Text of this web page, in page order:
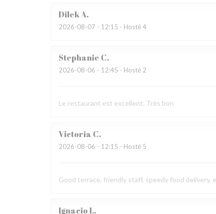
DilekA
2026-08-07 - 12:15 - Hosté 4
Stephanie C
2026-08-06 - 12:45 - Hosté 2
Le restaurant est excellent. Très bon
Victoria C
2026-08-06 - 12:15 - Hosté 5
Good terrace, friendly staff, speedy food delivery,
IgnacioL